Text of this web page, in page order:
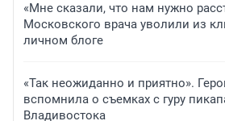
«Мне сказали, что нам нужно
Московского врача уволили из
личном блоге
«Так неожиданно и приятно».
вспомнила о съемках с гуру
Владивостока